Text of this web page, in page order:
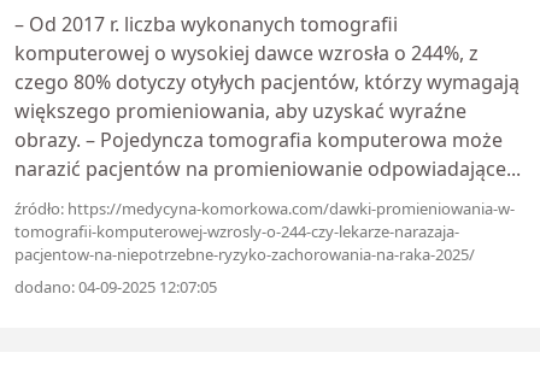
– Od 2017 r. liczba wykonanych tomografii
komputerowej o wysokiej dawce wzrosła o 244%, z
czego 80% dotyczy otyłych pacjentów, którzy wymagają
większego promieniowania, aby uzyskać wyraźne
obrazy. – Pojedyncza tomografia komputerowa może
narazić pacjentów na promieniowanie odpowiadające...
źródło: https://medycyna-komorkowa.com/dawki-promieniowania-w-
tomografii-komputerowej-wzrosly-o-244-czy-lekarze-narazaja-
pacjentow-na-niepotrzebne-ryzyko-zachorowania-na-raka-2025/
dodano: 04-09-2025 12:07:05